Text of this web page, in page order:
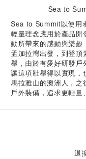
Sea to
Sea to Summit以使用
輕量理念應用於產品開
動所帶來的感動與樂趣
孟加拉灣出發，到登
舉，由於有愛好研發戶
讓這項壯舉得以實現
馬拉雅山的澳洲人，
戶外裝備，追求更輕量
退